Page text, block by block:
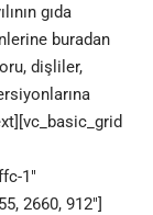
gıda
buradan
dişliler,
1″
2660, 912″]